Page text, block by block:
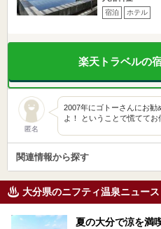
宿泊 ホテル
楽天トラベルの
匿名
2007年にゴトーさんにお勧
よ！ ということで慌てて
関連情報から探す
大分県のニフティ温泉ニュース
夏の大分で涼を満